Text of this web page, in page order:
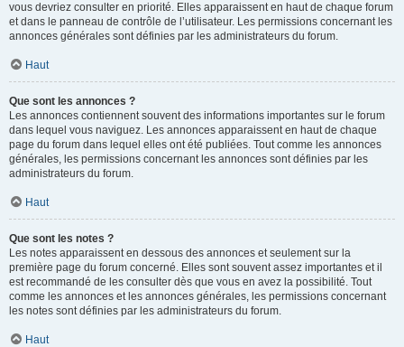
vous devriez consulter en priorité. Elles apparaissent en haut de chaque forum
et dans le panneau de contrôle de l’utilisateur. Les permissions concernant les
annonces générales sont définies par les administrateurs du forum.
Haut
Que sont les annonces ?
Les annonces contiennent souvent des informations importantes sur le forum
dans lequel vous naviguez. Les annonces apparaissent en haut de chaque
page du forum dans lequel elles ont été publiées. Tout comme les annonces
générales, les permissions concernant les annonces sont définies par les
administrateurs du forum.
Haut
Que sont les notes ?
Les notes apparaissent en dessous des annonces et seulement sur la
première page du forum concerné. Elles sont souvent assez importantes et il
est recommandé de les consulter dès que vous en avez la possibilité. Tout
comme les annonces et les annonces générales, les permissions concernant
les notes sont définies par les administrateurs du forum.
Haut